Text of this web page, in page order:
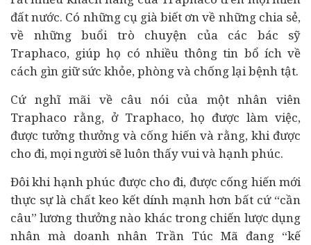
đất nước. Có những cụ già biết ơn về những chia sẻ,
về những buổi trò chuyện của các bác sỹ
Traphaco, giúp họ có nhiều thông tin bổ ích về
cách gìn giữ sức khỏe, phòng và chống lại bệnh tật.
Cứ nghĩ mãi về câu nói của một nhân viên
Traphaco rằng, ở Traphaco, họ được làm việc,
được tưởng thưởng và cống hiến và rằng, khi được
cho đi, mọi người sẽ luôn thấy vui và hạnh phúc.
Đôi khi hạnh phúc được cho đi, được cống hiến mới
thực sự là chất keo kết dính mạnh hơn bất cứ “cần
câu” lương thưởng nào khác trong chiến lược dụng
nhân mà doanh nhân Trần Túc Mã đang “kế